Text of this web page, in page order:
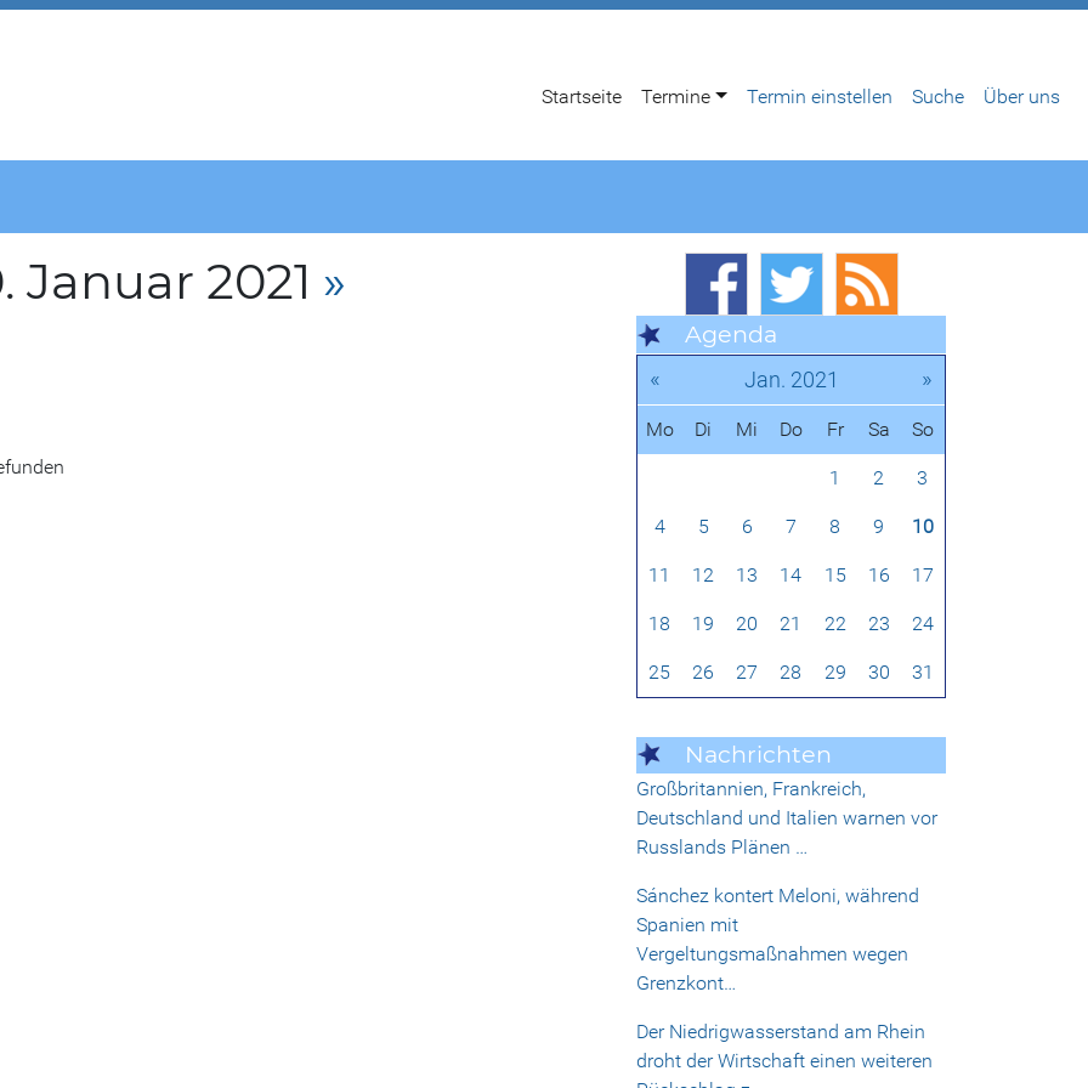
Startseite Termine Termin einstellen Suche Über uns
2021 »
Agenda
« Jan. 2021 »
Mo Di Mi Do Fr Sa So
1 2 3
4 5 6 7 8 9 10
11 12 13 14 15 16 17
18 19 20 21 22 23 24
25 26 27 28 29 30 31
Nachrichten
Großbritannien, Frankreich,
Deutschland und Italien warnen vor
Russlands Plänen …
Sánchez kontert Meloni, während
Spanien mit
Vergeltungsmaßnahmen wegen
Grenzkont…
Der Niedrigwasserstand am Rhein
droht der Wirtschaft einen weiteren